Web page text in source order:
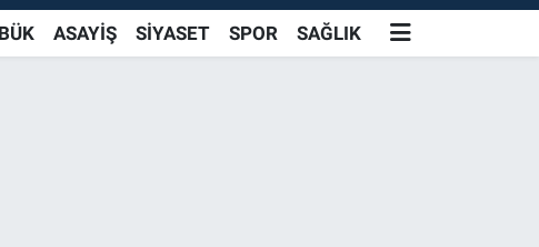
ASAYİŞ SİYASET SPOR SAĞLIK